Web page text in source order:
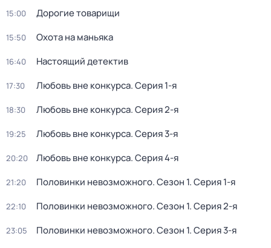
15:00 Дорогие товарищи
15:50 Охота на маньяка
16:40 Настоящий детектив
17:30 Любовь вне конкурса. Серия 1-я
18:30 Любовь вне конкурса. Серия 2-я
19:25 Любовь вне конкурса. Серия 3-я
20:20 Любовь вне конкурса. Серия 4-я
21:20 Половинки невозможного. Сезон 1. Серия 1-я
22:10 Половинки невозможного. Сезон 1. Серия 2-я
23:05 Половинки невозможного. Сезон 1. Серия 3-я